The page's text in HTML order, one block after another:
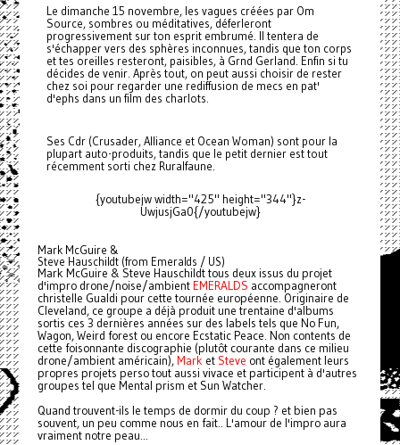
Le dimanche 15 novembre, les vagues créées par Om
Source, sombres ou méditatives, déferleront
progressivement sur ton esprit embrumé. Il tentera de
s'échapper vers des sphères inconnues, tandis que ton corps
et tes oreilles resteront, paisibles, à Grnd Gerland. Enfin si tu
décides de venir. Après tout, on peut aussi choisir de rester
chez soi pour regarder une rediffusion de mecs en pat'
d'ephs dans un film des charlots.
Ses Cdr (Crusader, Alliance et Ocean Woman) sont pour la
plupart auto-produits, tandis que le petit dernier est tout
récemment sorti chez Ruralfaune.
{youtubejw width="425" height="344"}z-
UwjusjGa0{/youtubejw}
Mark McGuire &
Steve Hauschildt (from Emeralds / US)
Mark McGuire & Steve Hauschildt tous deux issus du projet
d'impro drone/noise/ambientEMERALDS accompagneront
christelle Gualdi pour cette tournée européenne. Originaire de
Cleveland, ce groupe a déjà produit une trentaine d'albums
sortis ces 3 dernières années sur des labels tels que No Fun,
Wagon, Weird forest ou encore Ecstatic Peace. Non contents de
cette foisonnante discographie (plutôt courante dans ce milieu
drone/ambient américain),Mark et Steve ont également leurs
propres projets perso tout aussi vivace et participent à d'autres
groupes tel que Mental prism et Sun Watcher.
Quand trouvent-ils le temps de dormir du coup ? et bien pas
souvent, un peu comme nous en fait.. L'amour de l'impro aura
vraiment notre peau...